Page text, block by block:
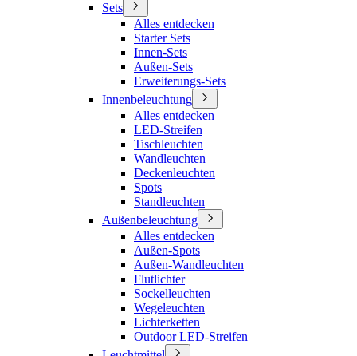
Sets
Alles entdecken
Starter Sets
Innen-Sets
Außen-Sets
Erweiterungs-Sets
Innenbeleuchtung
Alles entdecken
LED-Streifen
Tischleuchten
Wandleuchten
Deckenleuchten
Spots
Standleuchten
Außenbeleuchtung
Alles entdecken
Außen-Spots
Außen-Wandleuchten
Flutlichter
Sockelleuchten
Wegeleuchten
Lichterketten
Outdoor LED-Streifen